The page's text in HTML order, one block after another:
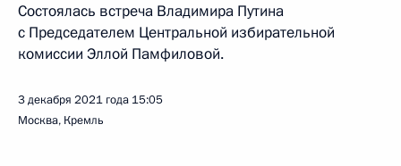
Состоялась встреча Владимира Путина
с Председателем Центральной избирательной
комиссии Эллой Памфиловой.
3 декабря 2021 года 15:05
Москва, Кремль